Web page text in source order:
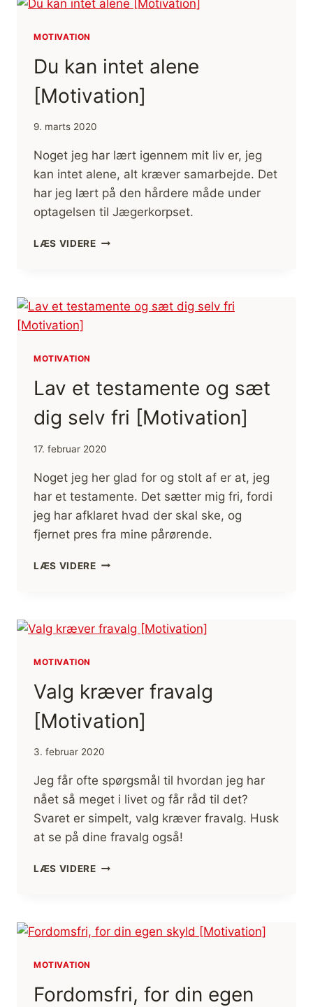
NÅ
MOTIVATION
Du kan intet alene
[Motivation]
9. marts 2020
Noget jeg har lært igennem mit liv er, jeg
kan intet alene, alt kræver samarbejde. Det
har jeg lært på den hårdere måde under
optagelsen til Jægerkorpset.
LÆS VIDEREDU
MOTIVATION
Lav et testamente og sæt
dig selv fri [Motivation]
17. februar 2020
Noget jeg her glad for og stolt af er at, jeg
har et testamente. Det sætter mig fri, fordi
jeg har afklaret hvad der skal ske, og
fjernet pres fra mine pårørende.
LÆS VIDERELAV
DIG
MOTIVATION
Valg kræver fravalg
[Motivation]
3. februar 2020
Jeg får ofte spørgsmål til hvordan jeg har
nået så meget i livet og får råd til det?
Svaret er simpelt, valg kræver fravalg. Husk
at se på dine fravalg også!
LÆS VIDEREVALG
MOTIVATION
Fordomsfri, for din egen